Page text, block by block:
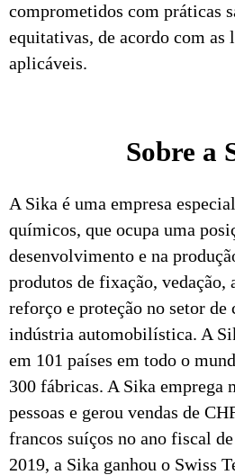
comprometidos com práticas
equitativas, de acordo com as
aplicáveis.
Sobre a
A Sika é uma empresa
químicos, que ocupa uma
desenvolvimento e na
produtos de fixação, vedação,
reforço e proteção no setor de
indústria automobilística. A
em 101 países em todo o
300 fábricas. A Sika emprega
pessoas e gerou vendas de
francos suíços no ano fiscal
2019, a Sika ganhou o Swiss